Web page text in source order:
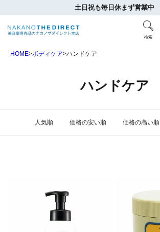
土日祝も毎日休まず営業中
検索
HOME ボディケア ハンドケア
ハンドケア
人気順 価格の安い順 価格の高い順